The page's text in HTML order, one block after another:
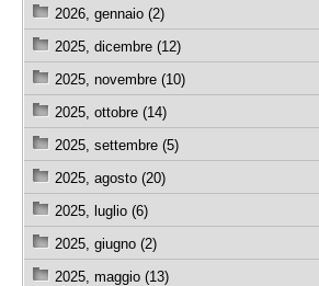
2026, gennaio (2)
2025, dicembre (12)
2025, novembre (10)
2025, ottobre (14)
2025, settembre (5)
2025, agosto (20)
2025, luglio (6)
2025, giugno (2)
2025, maggio (13)